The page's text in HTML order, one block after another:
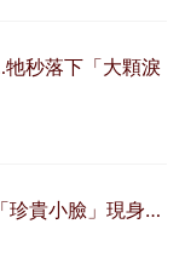
秒落下「大顆淚
珍貴小臉」現身…